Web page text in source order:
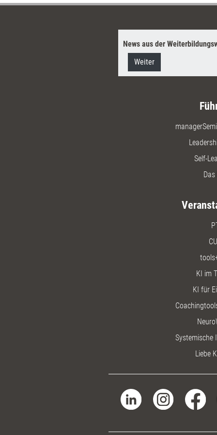
News aus der
Weiter
Self-
KI im
KI für
Systemische
Liebe